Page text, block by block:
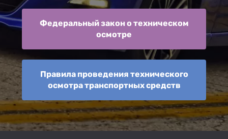
Федеральный закон о техническом
осмотре
Правила проведения технического
осмотра транспортных средств